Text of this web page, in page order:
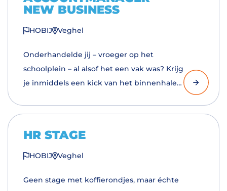
NEW BUSINESS
HOBIJ Veghel
Onderhandelde jij – vroeger op het
schoolplein – al alsof het een vak was? Krijg
je inmiddels een kick van het binnenhalen
HR STAGE
HOBIJ Veghel
Geen stage met koffierondjes, maar échte